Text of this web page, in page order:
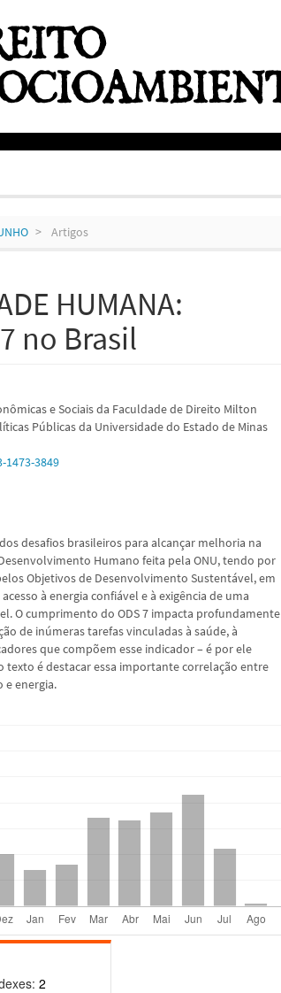
Artigos
HUMANA:
no Brasil
e Sociais da Faculdade de Direito Milton
Públicas da Universidade do Estado de Minas
3849
desafios brasileiros para alcançar melhoria na
Humano feita pela ONU, tendo por
Objetivos de Desenvolvimento Sustentável, em
à energia confiável e à exigência de uma
O cumprimento do ODS 7 impacta profundamente
de inúmeras tarefas vinculadas à saúde, à
que compõem esse indicador – é por ele
texto é destacar essa importante correlação entre
energia.
2